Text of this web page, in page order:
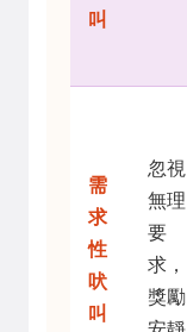
叫
需
求
性
吠
叫
忽視
無理
要
求，
獎勵